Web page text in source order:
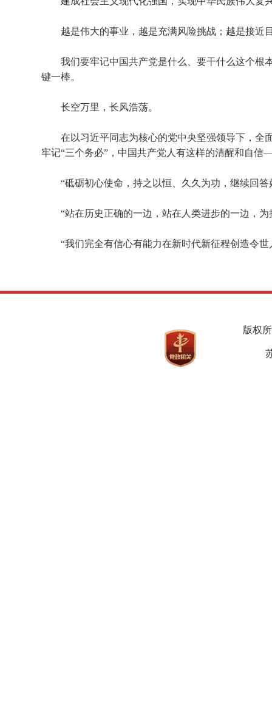
越是伟大的事业，越是充满风险挑战；越是接近
我们要牢记中国共产党是什么、要干什么这个根
键一棒。
长空万里，长风浩荡。
在以习近平同志为核心的党中央坚强领导下，全
牢记“三个务必”，中国共产党人有这样的清醒和自
“砥砺初心使命，持之以恒、久久为功，继续回答
“站在历史正确的一边，站在人类进步的一边，为
“我们完全有信心有能力在新时代新征程创造令世
版权